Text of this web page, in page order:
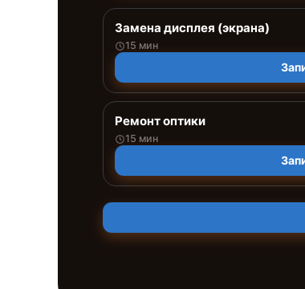
Замена дисплея (экрана)
15 мин
Ремонт оптики
15 мин